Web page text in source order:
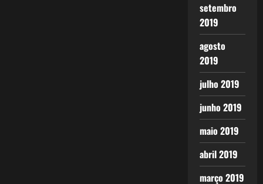
setembro
2019
agosto
2019
julho 2019
junho 2019
maio 2019
abril 2019
março 2019